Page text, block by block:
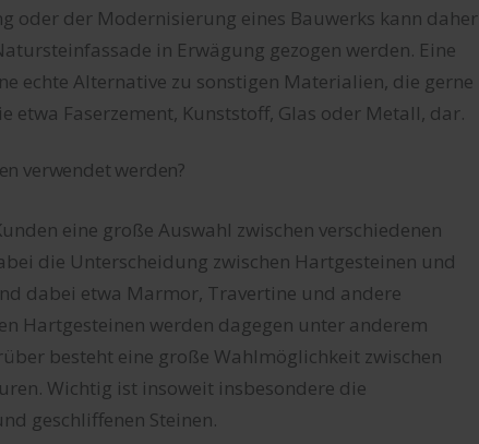
oder der Modernisierung eines Bauwerks kann daher
in Erwägung gezogen werden. Eine
echte Alternative zu sonstigen Materialien, die gerne
etwa Faserzement, Kunststoff, Glas oder Metall, dar.
verwendet werden?
eine große Auswahl zwischen verschiedenen
die Unterscheidung zwischen Hartgesteinen und
dabei etwa Marmor, Travertine und andere
Hartgesteinen werden dagegen unter anderem
besteht eine große Wahlmöglichkeit zwischen
Wichtig ist insoweit insbesondere die
geschliffenen Steinen.